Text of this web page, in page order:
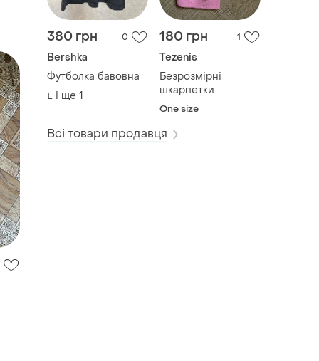
380 грн 0
Bershka
Футболка бавовна
L і ще 1
180 грн 1
Tezenis
Безрозмірні
шкарпетки
One size
Всі товари продавця